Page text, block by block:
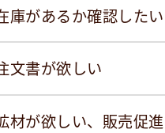
庫があるか確認したい
文書が欲しい
材が欲しい、販売促